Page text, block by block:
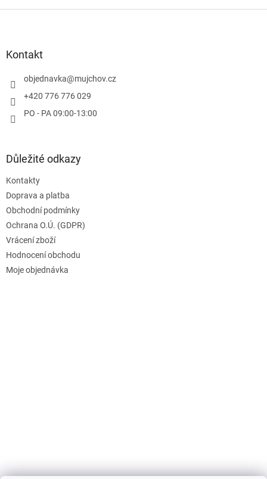
Kontakt
objednavka@mujchov.cz
+420 776 776 029
PO - PA 09:00-13:00
Důležité odkazy
Kontakty
Doprava a platba
Obchodní podmínky
Ochrana O.Ú. (GDPR)
Vrácení zboží
Hodnocení obchodu
Moje objednávka